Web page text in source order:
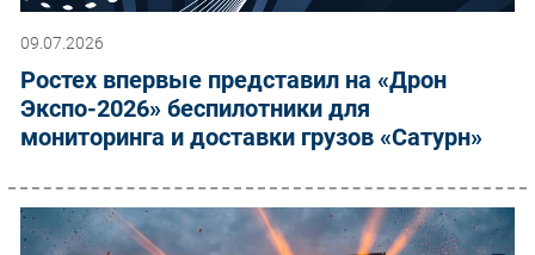
09.07.2026
Ростех впервые представил на «Дрон
Экспо-2026» беспилотники для
мониторинга и доставки грузов «Сатурн»